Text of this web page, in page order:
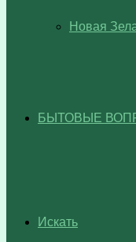
Новая
БЫТОВЫЕ
Искать